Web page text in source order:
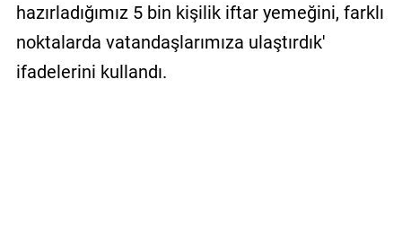
hazırladığımız 5 bin kişilik iftar yemeğini, farklı
noktalarda vatandaşlarımıza ulaştırdık'
ifadelerini kullandı.